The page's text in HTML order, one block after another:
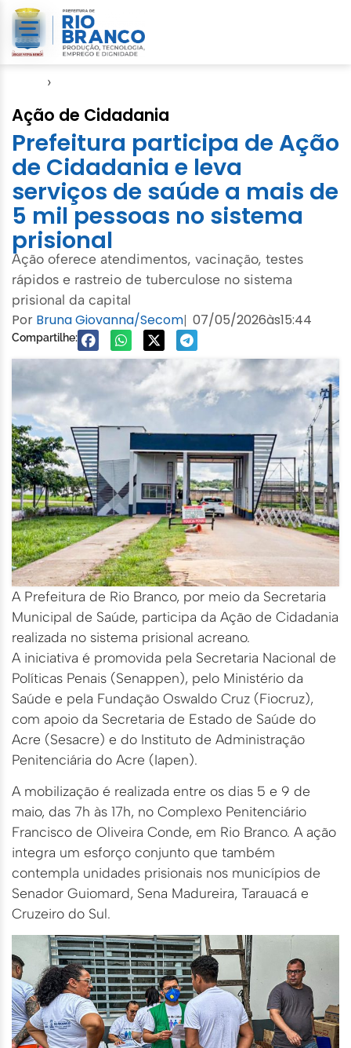
›
Ação de Cidadania
Prefeitura participa de Ação
de Cidadania e leva
serviços de saúde a mais de
5 mil pessoas no sistema
prisional
Ação oferece atendimentos, vacinação, testes
rápidos e rastreio de tuberculose no sistema
prisional da capital
Por Bruna Giovanna/Secom| 07/05/2026às15:44
Compartilhe:
A Prefeitura de Rio Branco, por meio da Secretaria
Municipal de Saúde, participa da Ação de Cidadania
realizada no sistema prisional acreano.
A iniciativa é promovida pela Secretaria Nacional de
Políticas Penais (Senappen), pelo Ministério da
Saúde e pela Fundação Oswaldo Cruz (Fiocruz),
com apoio da Secretaria de Estado de Saúde do
Acre (Sesacre) e do Instituto de Administração
Penitenciária do Acre (Iapen).
A mobilização é realizada entre os dias 5 e 9 de
maio, das 7h às 17h, no Complexo Penitenciário
Francisco de Oliveira Conde, em Rio Branco. A ação
integra um esforço conjunto que também
contempla unidades prisionais nos municípios de
Senador Guiomard, Sena Madureira, Tarauacá e
Cruzeiro do Sul.